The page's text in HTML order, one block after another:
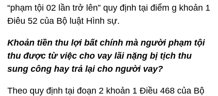
“phạm tội 02 lần trở lên” quy định tại điểm g khoản 1
Điêu 52 của Bộ luật Hình sự.
Khoản tiền thu lợi bất chính mà người phạm tội
thu được từ việc cho vay lãi nặng bị tịch thu
sung công hay trả lại cho người vay?
Theo quy định tại đoạn 2 khoản 1 Điều 468 của Bộ